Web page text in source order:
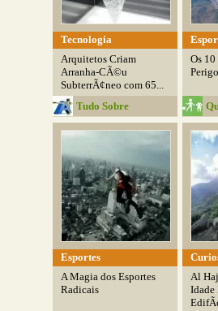
Tecnologia
Arquitetos Criam
Arranha-CÃ©u
SubterrÃ¢neo com 65...
Tudo Sobre
Arquitetura
Os
Esportes
A Magia dos Esportes
Radicais
Al